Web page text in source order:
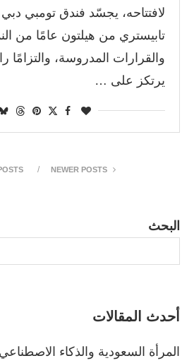
لافتتاحه، يجسّد فندق تومبي
تابيستري من هيلتون عامًا من
والقرارات المدروسة، والتزامًا
يرتكز على …
NEWER POSTS
البحث
أحدث المقالات
المرأة السعودية والذكاء